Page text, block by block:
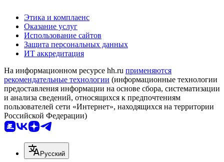
Этика и комплаенс
Оказание услуг
Использование сайтов
Защита персональных данных
ИТ аккредитация
На информационном ресурсе hh.ru применяются
рекомендательные технологии (информационные технологии
предоставления информации на основе сбора, систематизации
и анализа сведений, относящихся к предпочтениям
пользователей сети «Интернет», находящихся на территории
Российской Федерации)
Русский